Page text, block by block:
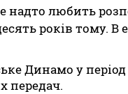
надто любить
років тому. В
Динамо у період
передач.